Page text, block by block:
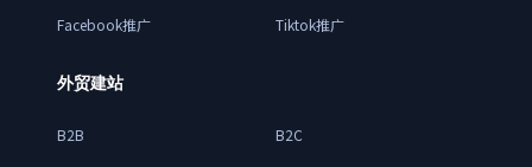
Facebook推广 Tiktok推广
外贸建站
B2B B2C